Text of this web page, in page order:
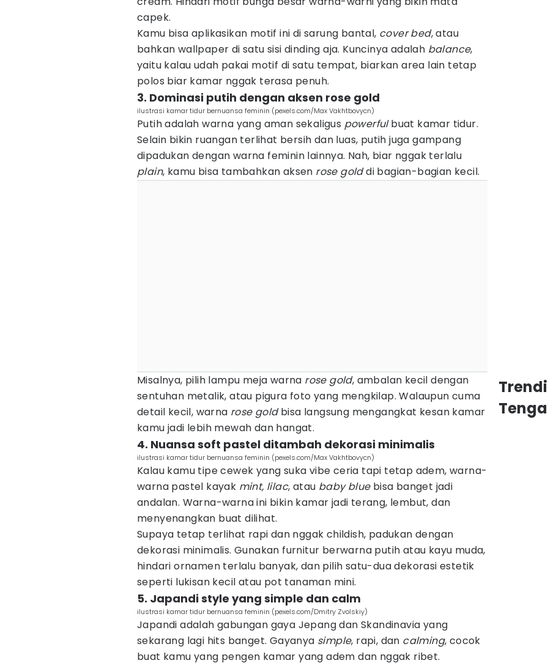
capek.
Kamu bisa aplikasikan motif ini di sarung bantal, cover bed, atau
bahkan wallpaper di satu sisi dinding aja. Kuncinya adalah balance,
yaitu kalau udah pakai motif di satu tempat, biarkan area lain tetap
polos biar kamar nggak terasa penuh.
3. Dominasi putih dengan aksen rose gold
ilustrasi kamar tidur bernuansa feminin (pexels.com/Max Vakhtbovycn)
Putih adalah warna yang aman sekaligus powerfulbuat kamar tidur.
Selain bikin ruangan terlihat bersih dan luas, putih juga gampang
dipadukan dengan warna feminin lainnya. Nah, biar nggak terlalu
plain, kamu bisa tambahkan aksen rose golddi bagian-bagian kecil.
Misalnya, pilih lampu meja warna rose gold, ambalan kecil dengan
sentuhan metalik, atau pigura foto yang mengkilap. Walaupun cuma
detail kecil, warna rose goldbisa langsung mengangkat kesan kamar
kamu jadi lebih mewah dan hangat.
4. Nuansa soft pastel ditambah dekorasi minimalis
ilustrasi kamar tidur bernuansa feminin (pexels.com/Max Vakhtbovycn)
Kalau kamu tipe cewek yang suka vibe ceria tapi tetap adem, warna-
warna pastel kayak mint, lilac, atau baby bluebisa banget jadi
andalan. Warna-warna ini bikin kamar jadi terang, lembut, dan
menyenangkan buat dilihat.
Supaya tetap terlihat rapi dan nggak childish, padukan dengan
dekorasi minimalis. Gunakan furnitur berwarna putih atau kayu muda,
hindari ornamen terlalu banyak, dan pilih satu-dua dekorasi estetik
seperti lukisan kecil atau pot tanaman mini.
5. Japandi style yang simple dan calm
ilustrasi kamar tidur bernuansa feminin (pexels.com/Dmitry Zvolskiy)
Japandi adalah gabungan gaya Jepang dan Skandinavia yang
sekarang lagi hits banget. Gayanya simple, rapi, dan calming, cocok
buat kamu yang pengen kamar yang adem dan nggak ribet.